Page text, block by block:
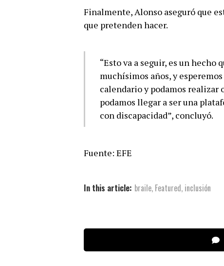
Finalmente, Alonso aseguró que
que pretenden hacer.
“Esto va a seguir, es un hecho
muchísimos años, y
calendario y podamos
podamos llegar a ser una
con discapacidad”, concluyó.
Fuente: EFE
In this article: braile, Featured, inclusión